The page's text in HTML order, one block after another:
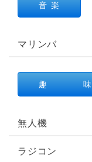
音 楽
マリンバ
趣 味
無人機
ラジコン